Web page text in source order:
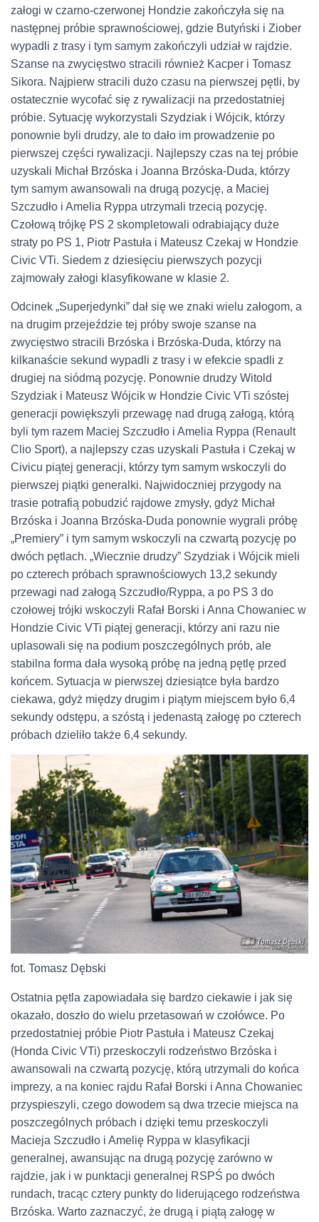
załogi w czarno-czerwonej Hondzie zakończyła się na
następnej próbie sprawnościowej, gdzie Butyński i Ziober
wypadli z trasy i tym samym zakończyli udział w rajdzie.
Szanse na zwycięstwo stracili również Kacper i Tomasz
Sikora. Najpierw stracili dużo czasu na pierwszej pętli, by
ostatecznie wycofać się z rywalizacji na przedostatniej
próbie. Sytuację wykorzystali Szydziak i Wójcik, którzy
ponownie byli drudzy, ale to dało im prowadzenie po
pierwszej części rywalizacji. Najlepszy czas na tej próbie
uzyskali Michał Brzóska i Joanna Brzóska-Duda, którzy
tym samym awansowali na drugą pozycję, a Maciej
Szczudło i Amelia Ryppa utrzymali trzecią pozycję.
Czołową trójkę PS 2 skompletowali odrabiający duże
straty po PS 1, Piotr Pastuła i Mateusz Czekaj w Hondzie
Civic VTi. Siedem z dziesięciu pierwszych pozycji
zajmowały załogi klasyfikowane w klasie 2.
Odcinek „Superjedynki” dał się we znaki wielu załogom, a
na drugim przejeździe tej próby swoje szanse na
zwycięstwo stracili Brzóska i Brzóska-Duda, którzy na
kilkanaście sekund wypadli z trasy i w efekcie spadli z
drugiej na siódmą pozycję. Ponownie drudzy Witold
Szydziak i Mateusz Wójcik w Hondzie Civic VTi szóstej
generacji powiększyli przewagę nad drugą załogą, którą
byli tym razem Maciej Szczudło i Amelia Ryppa (Renault
Clio Sport), a najlepszy czas uzyskali Pastuła i Czekaj w
Civicu piątej generacji, którzy tym samym wskoczyli do
pierwszej piątki generalki. Najwidoczniej przygody na
trasie potrafią pobudzić rajdowe zmysły, gdyż Michał
Brzóska i Joanna Brzóska-Duda ponownie wygrali próbę
„Premiery” i tym samym wskoczyli na czwartą pozycję po
dwóch pętlach. „Wiecznie drudzy” Szydziak i Wójcik mieli
po czterech próbach sprawnościowych 13,2 sekundy
przewagi nad załogą Szczudło/Ryppa, a po PS 3 do
czołowej trójki wskoczyli Rafał Borski i Anna Chowaniec w
Hondzie Civic VTi piątej generacji, którzy ani razu nie
uplasowali się na podium poszczególnych prób, ale
stabilna forma dała wysoką próbę na jedną pętlę przed
końcem. Sytuacja w pierwszej dziesiątce była bardzo
ciekawa, gdyż między drugim i piątym miejscem było 6,4
sekundy odstępu, a szóstą i jedenastą załogę po czterech
próbach dzieliło także 6,4 sekundy.
fot. Tomasz Dębski
Ostatnia pętla zapowiadała się bardzo ciekawie i jak się
okazało, doszło do wielu przetasowań w czołówce. Po
przedostatniej próbie Piotr Pastuła i Mateusz Czekaj
(Honda Civic VTi) przeskoczyli rodzeństwo Brzóska i
awansowali na czwartą pozycję, którą utrzymali do końca
imprezy, a na koniec rajdu Rafał Borski i Anna Chowaniec
przyspieszyli, czego dowodem są dwa trzecie miejsca na
poszczególnych próbach i dzięki temu przeskoczyli
Macieja Szczudło i Amelię Ryppa w klasyfikacji
generalnej, awansując na drugą pozycję zarówno w
rajdzie, jak i w punktacji generalnej RSPŚ po dwóch
rundach, tracąc cztery punkty do liderującego rodzeństwa
Brzóska. Warto zaznaczyć, że drugą i piątą załogę w